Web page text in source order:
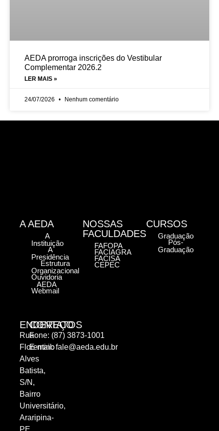
AEDA prorroga inscrições do Vestibular
Complementar 2026.2
LER MAIS »
24/07/2026 Nenhum comentário
ENDEREÇO
Rua
Florentino
Alves
Batista,
S/N,
Bairro
Universitário,
Araripina-
CONTATOS
Fone: (87) 3873-1001
E-mail:fale@aeda.edu.br
A AEDA
A
Instituição
A
Presidência
Estrutura
Organizacional
Ouvidoria
AEDA
Webmail
NOSSAS
FACULDADES
FAFOPA
FACIAGRA
FACISA
CEPEC
CURSOS
Graduação
Pós-
Graduação